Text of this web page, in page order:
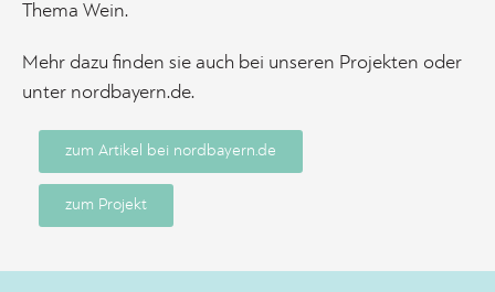
Thema Wein.
Mehr dazu finden sie auch bei unseren Projekten oder
unter nordbayern.de.
zum Artikel bei nordbayern.de
zum Projekt